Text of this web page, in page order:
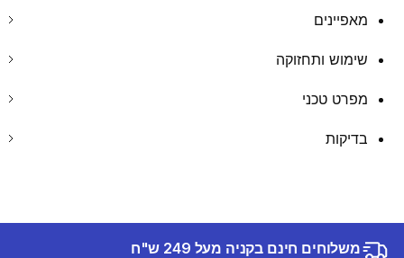
מאפיינים
שימוש ותחזוקה
מפרט טכני
בדיקות
משלוחים חינם בקניה מעל 249 ש"ח